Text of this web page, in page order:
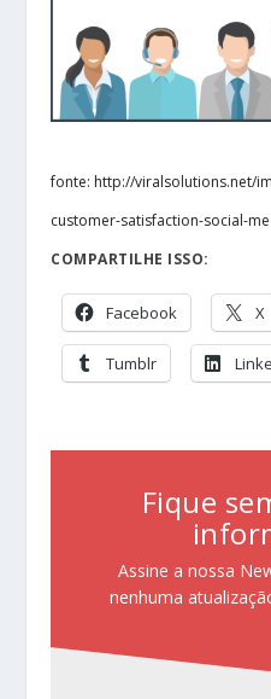
fonte: http://viralsolutions.net/
customer-satisfaction-social-
COMPARTILHE ISSO:
Facebook X
Tumblr
Fique
Assine a nossa
nenhuma